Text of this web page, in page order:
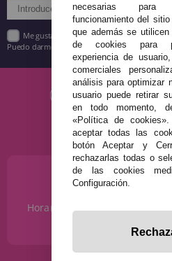
Me gustaría recibir descuentos
Puedo darme de baja cuando quiera según lo
Horario de Lunes a Sábados
necesarias
funcionamiento del
que además se
de cookies para
experiencia de
comerciales
análisis para optimizar
usuario puede retirar
en todo momento,
«Política de cookies».
aceptar todas las
botón Aceptar y
rechazarlas todas o
de las cookies
Configuración.